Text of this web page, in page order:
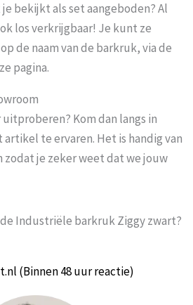
bekijkt als set aangeboden? Al
los verkrijgbaar! Je kunt ze
de naam van de barkruk, via de
pagina.
Kom dan langs in
artikel te ervaren. Het is handig van
zodat je zeker weet dat we jouw
Industriële barkruk Ziggy zwart?
(Binnen 48 uur reactie)